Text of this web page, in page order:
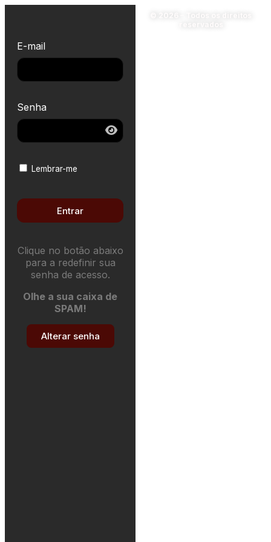
E-mail
Senha
Lembrar-me
Entrar
Clique no botão abaixo
para a redefinir sua
senha de acesso.
Olhe a sua caixa de
SPAM!
Alterar senha